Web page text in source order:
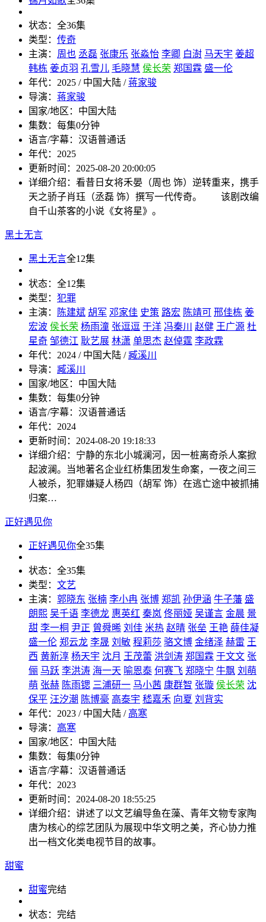
状态： 全36集
类型： 传奇
主演： 周也 丞磊 张康乐 张淼怡 李卿 白澍 马天宇 姜超
韩栋 姜贞羽 孔雪儿 毛晓慧 侯长荣 郑国霖 盛一伦
年代： 2025 / 中国大陆 /蒋家骏
导演： 蒋家骏
国家/地区： 中国大陆
集数： 每集0分钟
语言/字幕： 汉语普通话
年代： 2025
更新时间： 2025-08-20 20:00:05
详细介绍： 看昔日女将禾晏（周也 饰）逆转重来，携手
天之骄子肖珏（丞磊 饰）撰写一代传奇。 该剧改编
自千山茶客的小说《女将星》。
黑土无言
黑土无言全12集
状态： 全12集
类型： 犯罪
主演：
陈建斌 胡军 邓家佳 史策 路宏 陈靖可 邢佳栋 姜
宏波 侯长荣 杨雨潼 张逗逗 于洋 冯秦川 赵健 王广源 杜
星奇 邹德江 耿艺展 林潇 单思杰 赵倬霆 李政霖
年代： 2024 / 中国大陆 /臧溪川
导演： 臧溪川
国家/地区： 中国大陆
集数： 每集0分钟
语言/字幕： 汉语普通话
年代： 2024
更新时间： 2024-08-20 19:18:33
详细介绍： 宁静的东北小城澜河，因一桩离奇杀人案掀
起波澜。当地著名企业红桥集团发生命案，一夜之间三
人被杀，犯罪嫌疑人杨四（胡军 饰）在逃亡途中被抓捕
归案…
正好遇见你
正好遇见你全35集
状态： 全35集
类型： 文艺
主演： 郭晓东 张楠 李小冉 张博 郑凯 孙伊涵 牛子藩 盛
朗熙 吴千语 李德龙 惠英红 秦岚 佟丽娅 吴谨言 金晨 景
甜 李一桐 尹正 曾舜晞 刘佳 米热 赵晴 张垒 王艳 薛佳凝
盛一伦 郑云龙 李晟 刘敏 程莉莎 骆文博 金绪泽 赫雷 王
西 黄新淳 杨天宇 沈月 王茂蕾 洪剑涛 郑国霖 于文文 张
俪 马跃 李洪涛 海一天 喻恩泰 何赛飞 郑晓宁 牛飘 刘萌
萌 张赫 陈雨锶 三浦研一 马小茜 康群智 张璇 侯长荣 沈
保平 汪汐潮 陈博豪 高泰宇 嵇嘉禾 向夏 刘背实
年代： 2023 / 中国大陆 / 高寒
导演： 高寒
国家/地区： 中国大陆
集数： 每集0分钟
语言/字幕： 汉语普通话
年代： 2023
更新时间： 2024-08-20 18:55:25
详细介绍： 讲述了以文艺编导鱼在藻、青年文物专家陶
唐为核心的综艺团队为展现中华文明之美，齐心协力推
出一档文化类电视节目的故事。
甜蜜
甜蜜完结
状态： 完结